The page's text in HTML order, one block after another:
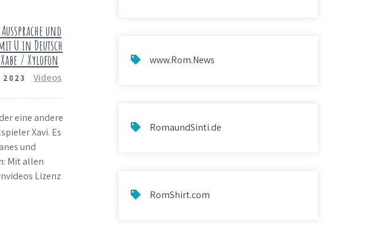
und
U in Deutsch
/ Xylofon
2023 Videos
eine andere
Xavi. Es
und
Mit allen
Lizenz
www.Rom.News
RomaundSinti.de
RomShirt.com